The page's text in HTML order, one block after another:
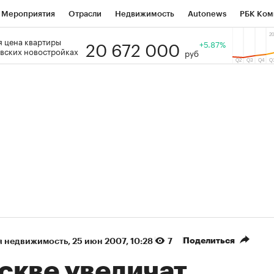
Мероприятия Отрасли Недвижимость Autonews РБК
РБК Образование Тренды
цена квартиры
новостройках
20 672 000 руб
+5.87%
недвижимость⁠, 25 июн 2007, 10:28 7 Поделиться